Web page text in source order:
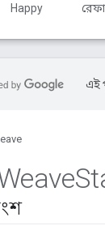
Happy
এই